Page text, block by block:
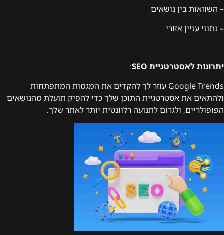
– השוואות בין נושאים
– נתוני עניין אזורי
יתרונות לאסטרטגיית SEO
:
Google Trends עוזר לך להקדים את המגמות המתפתחות
ולהתאים את אסטרטגיית התוכן שלך כדי להפיק תועלת מהנושאים
הפופולריים, ולגרום לתנועה רלוונטית יותר לאתר שלך.